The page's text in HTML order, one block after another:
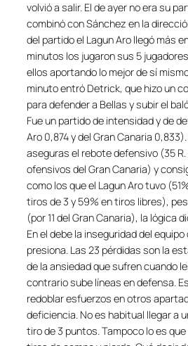
volvió a salir. El de ayer no era su
combinó con Sánchez en la
del partido el Lagun Aro llegó más
minutos los jugaron sus 5
ellos aportando lo mejor de sí
minuto entró Detrick, que hizo un
para defender a Bellas y subir el
Fue un partido de intensidad y de
Aro 0,874 y del Gran Canaria
aseguras el rebote defensivo (35
ofensivos del Gran Canaria) y
como los que el Lagun Aro tuvo
tiros de 3 y 59% en tiros libres),
(por 11 del Gran Canaria), la lógica
En el debe la inseguridad del
presiona. Las 23 pérdidas son la
de la ansiedad que sufren cuando
contrario sube líneas en defensa.
redoblar esfuerzos en otros
deficiencia. No es habitual llegar a
tiro de 3 puntos. Tampoco lo es